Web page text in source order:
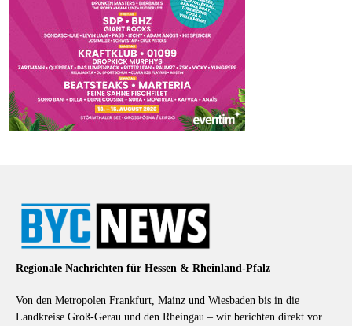
Regionale Nachrichten für Hessen & Rheinland-Pfalz
Von den Metropolen Frankfurt, Mainz und Wiesbaden bis in die
Landkreise Groß-Gerau und den Rheingau – wir berichten direkt vor